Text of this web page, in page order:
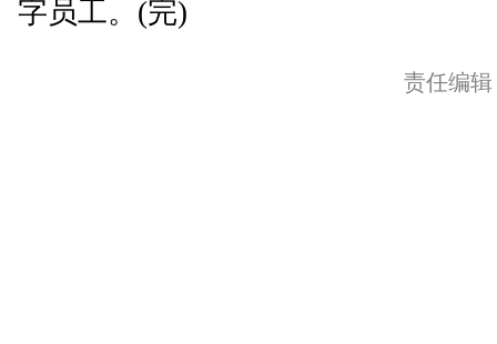
字员工。(完)
责任编